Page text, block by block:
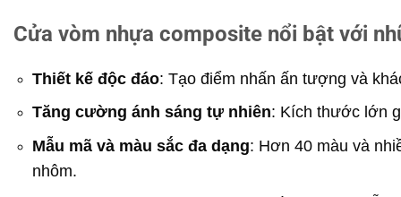
Cửa vòm nhựa composite nổi bật với
Thiết kế độc đáo: Tạo điểm nhấn ấn tượng và
Tăng cường ánh sáng tự nhiên: Kích thước lớn
Mẫu mã và màu sắc đa dạng: Hơn 40 màu và
nhôm.